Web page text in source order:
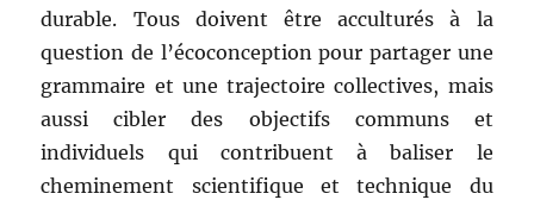
durable. Tous doivent être acculturés à la
question de l’écoconception pour partager une
grammaire et une trajectoire collectives, mais
aussi cibler des objectifs communs et
individuels qui contribuent à baliser le
cheminement scientifique et technique du